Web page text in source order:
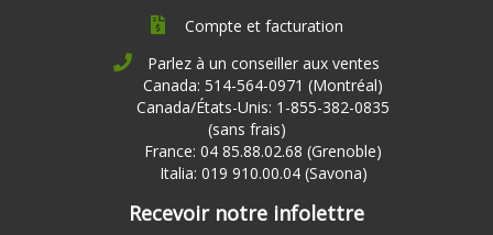
Compte et facturation
Parlez à un conseiller aux ventes
Canada: 514-564-0971 (Montréal)
Canada/États-Unis: 1-855-382-0835
(sans frais)
France: 04 85.88.02.68 (Grenoble)
Italia: 019 910.00.04 (Savona)
Recevoir notre infolettre